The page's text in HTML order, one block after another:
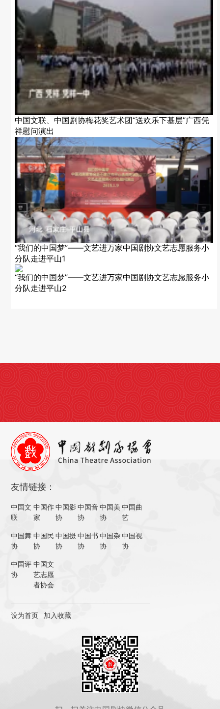
中国文联、中国剧协梅花奖艺术团“送欢乐下基层”广西凭
祥慰问演出
“我们的中国梦”——文艺进万家中国剧协文艺志愿服务小
分队走进平山1
“我们的中国梦”——文艺进万家中国剧协文艺志愿服务小
分队走进平山2
友情链接：
中国文
联
中国作
家
中国影
协
中国音
协
中国美
协
中国曲
艺
中国舞
协
中国民
协
中国摄
协
中国书
协
中国杂
协
中国视
协
中国评
协
中国文
艺志愿
者协会
设为首页 加入收藏